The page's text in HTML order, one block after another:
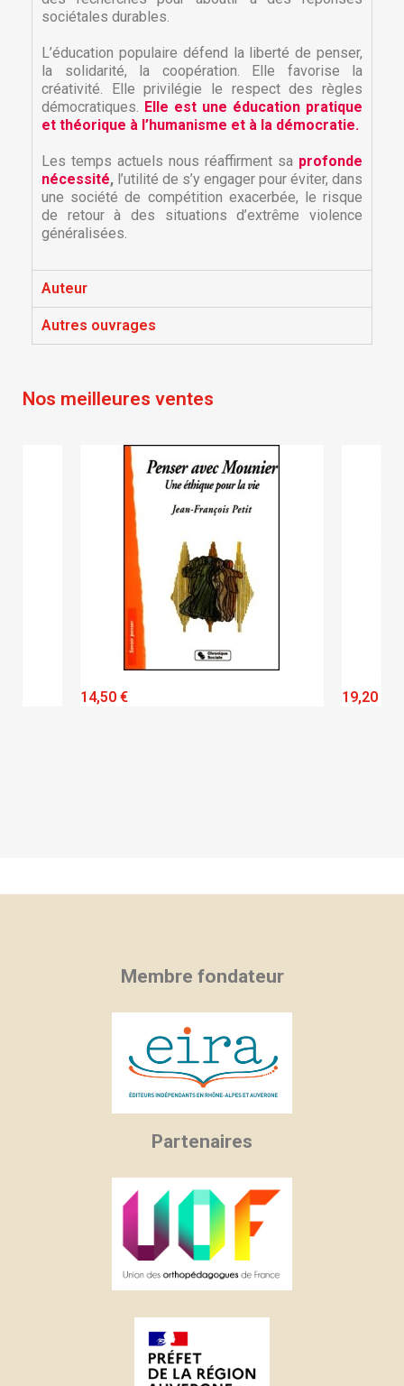
Ajouter à ma liste d'envies ×
add_circle_outline Créer une nouvelle liste
Créer une liste d'envies ×
Nom de la liste d'envies
Connexion
Vous devez être connecté pour ajouter des produits
à votre liste d'envies.
sociétales durables.
L’éducation populaire défend la liberté de penser,
la solidarité, la coopération. Elle favorise la
créativité. Elle privilégie le respect des règles
démocratiques. Elle est une éducation pratique
et théorique à l’humanisme et à la démocratie.
Les temps actuels nous réaffirment sa profonde
nécessité, l’utilité de s’y engager pour éviter, dans
une société de compétition exacerbée, le risque
de retour à des situations d’extrême violence
généralisées.
Auteur
Autres ouvrages
Nos meilleures ventes
14,50 € 19,20 €
Membre fondateur
Partenaires